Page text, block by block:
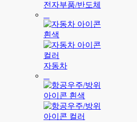
전자부품/반도체
자동차